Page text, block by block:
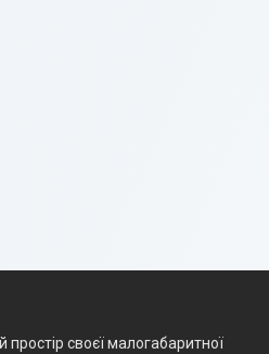
простір своєї малогабаритної